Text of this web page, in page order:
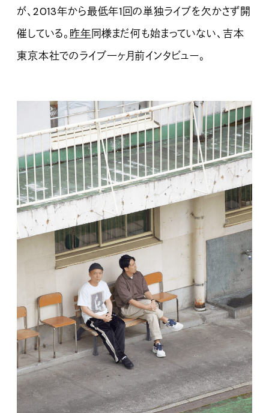
が、2013年から最低年1回の単独ライブを欠かさず開
催している。 昨年同様まだ何も始まっていない、吉本
東京本社でのライブ一ヶ月前インタビュー。